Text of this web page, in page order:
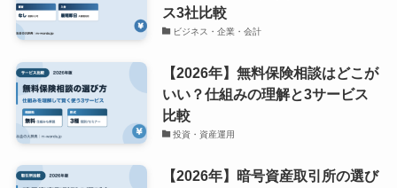
ス3社比較
ビジネス・企業・会計
【2026年】無料保険相談はどこが
いい？仕組みの理解と3サービス
比較
投資・資産運用
【2026年】暗号資産取引所の選び